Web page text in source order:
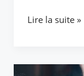
Lire la suite »